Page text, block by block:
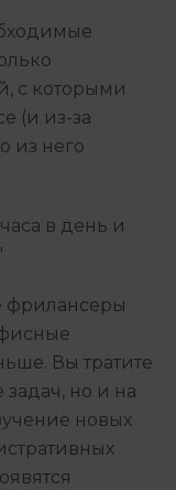
с которыми
(и из-за
из него
в день и
фрилансеры
Вы тратите
но и на
новых